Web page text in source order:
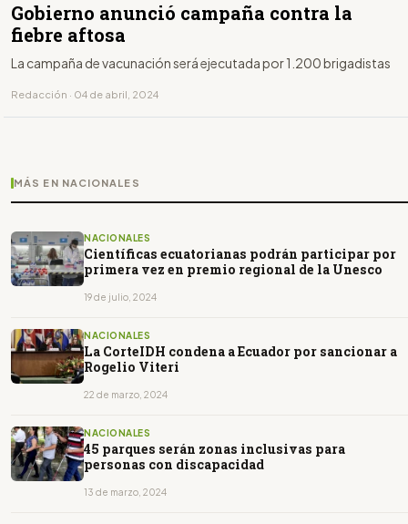
Gobierno anunció campaña contra la
fiebre aftosa
La campaña de vacunación será ejecutada por 1.200 brigadistas
Redacción · 04 de abril, 2024
MÁS EN NACIONALES
NACIONALES
Científicas ecuatorianas podrán participar por
primera vez en premio regional de la Unesco
19 de julio, 2024
NACIONALES
La CorteIDH condena a Ecuador por sancionar a
Rogelio Viteri
22 de marzo, 2024
NACIONALES
45 parques serán zonas inclusivas para
personas con discapacidad
13 de marzo, 2024